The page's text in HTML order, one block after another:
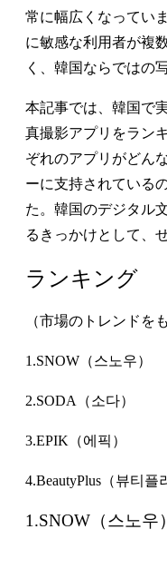
常に幅広くなってい
に敏感な利用者が複
く、韓国ならではの
本記事では、韓国で
真撮影アプリをラン
ぞれのアプリがどん
ーに支持されている
た。韓国のデジタル
るきっかけとして、
ランキング
（市場のトレンドを
1.SNOW（스노우）
2.SODA（소다）
3.EPIK（에픽）
4.BeautyPlus（뷰티플
1.SNOW（스노우）